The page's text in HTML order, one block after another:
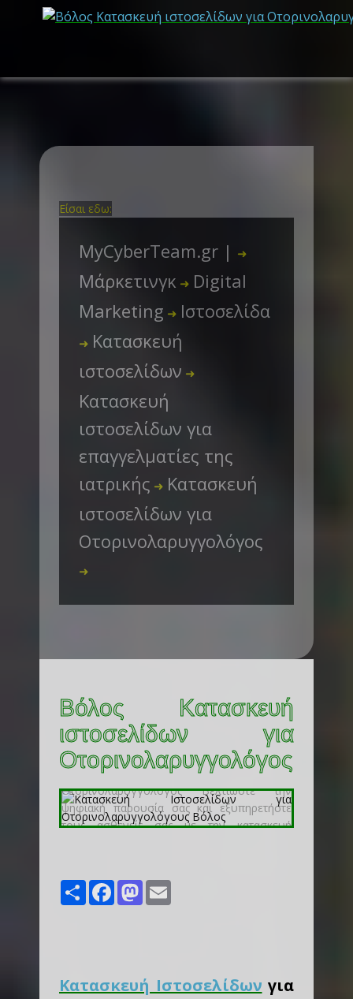
Είσαι εδω:
MyCyberTeam.gr | ➜
Μάρκετινγκ ➜ Digital
Marketing ➜ Ιστοσελίδα
➜ Κατασκευή
ιστοσελίδων ➜
Κατασκευή
ιστοσελίδων για
επαγγελματίες της
ιατρικής ➜ Κατασκευή
ιστοσελίδων για
Οτορινολαρυγγολόγος
➜
Βόλος Κατασκευή
ιστοσελίδων για
Οτορινολαρυγγολόγος
Share FacebookMastodon
Κατασκευή Ιστοσελίδων για